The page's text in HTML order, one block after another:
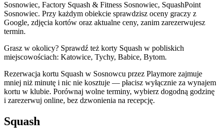
Sosnowiec, Factory Squash & Fitness Sosnowiec, SquashPoint
Sosnowiec. Przy każdym obiekcie sprawdzisz oceny graczy z
Google, zdjęcia kortów oraz aktualne ceny, zanim zarezerwujesz
termin.
Grasz w okolicy? Sprawdź też korty Squash w pobliskich
miejscowościach: Katowice, Tychy, Babice, Bytom.
Rezerwacja kortu Squash w Sosnowcu przez Playmore zajmuje
mniej niż minutę i nic nie kosztuje — płacisz wyłącznie za wynajem
kortu w klubie. Porównaj wolne terminy, wybierz dogodną godzinę
i zarezerwuj online, bez dzwonienia na recepcję.
Squash